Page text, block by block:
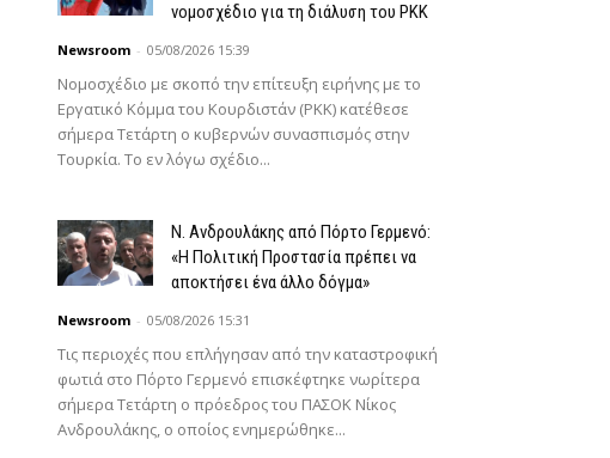
νομοσχέδιο για τη διάλυση του PKK
Newsroom - 05/08/2026 15:39
Νομοσχέδιο με σκοπό την επίτευξη ειρήνης με το
Εργατικό Κόμμα του Κουρδιστάν (PKK) κατέθεσε
σήμερα Τετάρτη ο κυβερνών συνασπισμός στην
Τουρκία. Το εν λόγω σχέδιο...
N. Ανδρουλάκης από Πόρτο Γερμενό:
«Η Πολιτική Προστασία πρέπει να
αποκτήσει ένα άλλο δόγμα»
Newsroom - 05/08/2026 15:31
Τις περιοχές που επλήγησαν από την καταστροφική
φωτιά στο Πόρτο Γερμενό επισκέφτηκε νωρίτερα
σήμερα Τετάρτη ο πρόεδρος του ΠΑΣΟΚ Νίκος
Ανδρουλάκης, ο οποίος ενημερώθηκε...